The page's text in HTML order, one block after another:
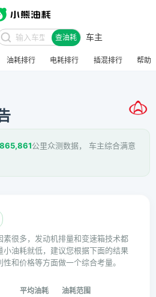
查油耗 车主
油耗排行 电耗排行 插混排行 帮助
公里众测数据， 车主综合满意
素很多，发动机排量和变速箱技术都
油耗就低，建议您根据下面的结果
和价格等方面做一个综合考量。
平均油耗 油耗范围